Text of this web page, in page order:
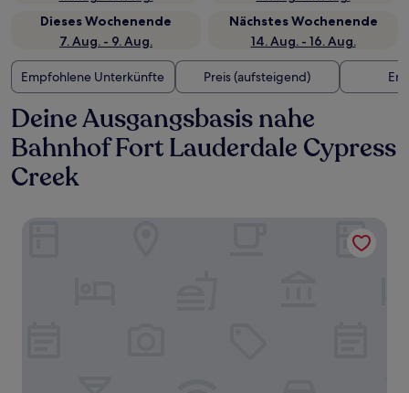
Dieses Wochenende
7. Aug. - 9. Aug.
Nächstes Wochenende
14. Aug. - 16. Aug.
Empfohlene Unterkünfte Preis (aufsteigend)
Deine Ausgangsbasis nahe
Bahnhof Fort Lauderdale Cypress
Creek
Holiday Inn Express & Suites Ft. Lauderdale N - Exec